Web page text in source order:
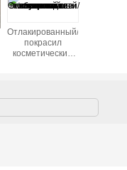
Отлакированный/
покрасил
косметические
для личной